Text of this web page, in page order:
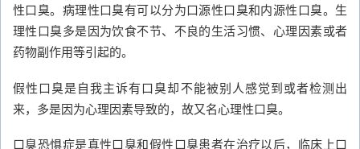
性口臭。病理性口臭有可以分为口源性口臭和内源性口臭。生
理性口臭多是因为饮食不节、不良的生活习惯、心理因素或者
药物副作用等引起的。
假性口臭是自我主诉有口臭却不能被别人感觉到或者检测出
来，多是因为心理因素导致的，故又名心理性口臭。
口臭恐惧症是真性口臭和假性口臭患者在治疗以后，临床上口